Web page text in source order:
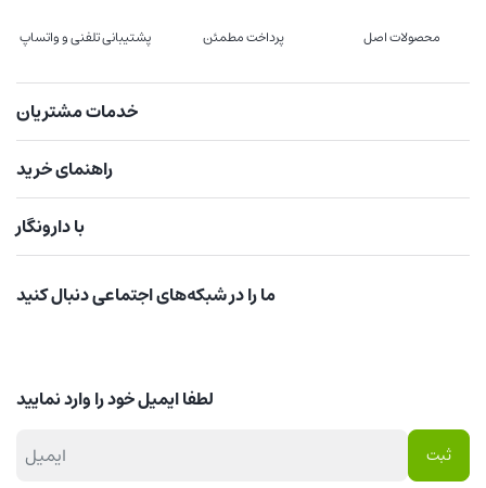
پشتیبانی تلفنی و واتساپ پرداخت مطمئن محصولات اصل
خدمات مشتریان
راهنمای خرید
با دارونگار
ما را در شبکه‌های اجتماعی دنبال کنید
لطفا ایمیل خود را وارد نمایید